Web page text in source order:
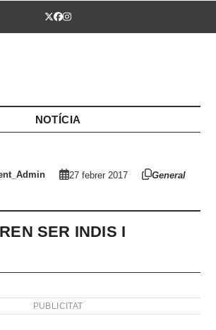
Twitter
Facebook
Instagram
NOTÍCIA
27 febrer 2017 General
SER INDIS I
PUBLICITAT